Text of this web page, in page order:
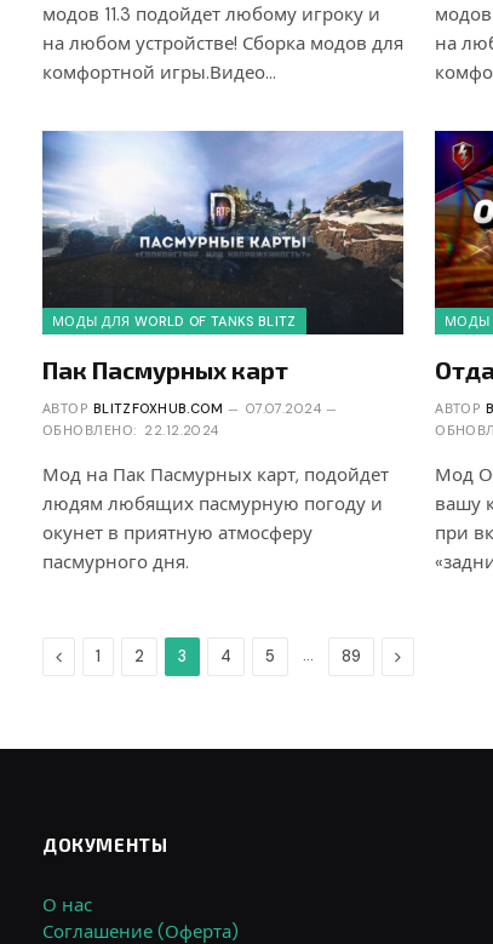
модов 11.3 подойдет любому игроку и
на любом устройстве! Сборка модов для
комфортной игры.Видео…
на
МОДЫ ДЛЯ WORLD OF TANKS BLITZ
Пак Пасмурных карт
АВТОР BLITZFOXHUB.COM
07.07.2024
ОБНОВЛЕНО: 22.12.2024
Мод на Пак Пасмурных карт, подойдет
людям любящих пасмурную погоду и
окунет в приятную атмосферу
пасмурного дня.
МОДЫ
АВТОР
Мод
вашу
при
Предыдущая
1 2 3 4 5 … 89 Дальше
ДОКУМЕНТЫ
О нас
Соглашение (Оферта)